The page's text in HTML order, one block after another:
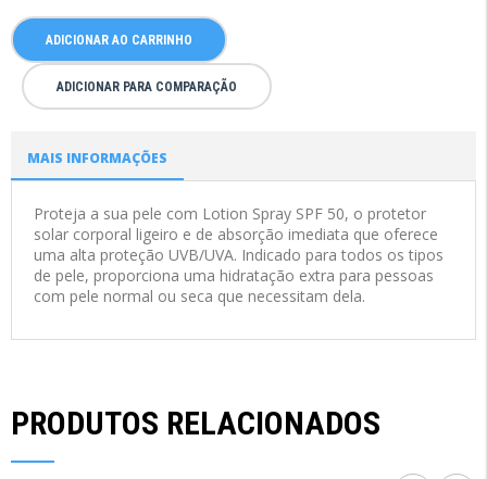
ADICIONAR AO CARRINHO
ADICIONAR PARA COMPARAÇÃO
MAIS INFORMAÇÕES
Proteja a sua pele com Lotion Spray SPF 50, o protetor
solar corporal ligeiro e de absorção imediata que oferece
uma alta proteção UVB/UVA. Indicado para todos os tipos
de pele, proporciona uma hidratação extra para pessoas
com pele normal ou seca que necessitam dela.
PRODUTOS RELACIONADOS